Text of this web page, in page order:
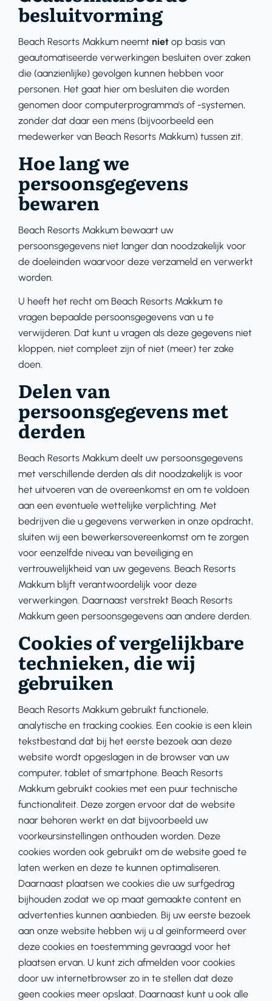
besluitvorming
Beach Resorts Makkum neemt niet op basis van
geautomatiseerde verwerkingen besluiten over zaken
die (aanzienlijke) gevolgen kunnen hebben voor
personen. Het gaat hier om besluiten die worden
genomen door computerprogramma's of -systemen,
zonder dat daar een mens (bijvoorbeeld een
medewerker van Beach Resorts Makkum) tussen zit.
Hoe lang we
persoonsgegevens
bewaren
Beach Resorts Makkum bewaart uw
persoonsgegevens niet langer dan noodzakelijk voor
de doeleinden waarvoor deze verzameld en verwerkt
worden.
U heeft het recht om Beach Resorts Makkum te
vragen bepaalde persoonsgegevens van u te
verwijderen. Dat kunt u vragen als deze gegevens niet
kloppen, niet compleet zijn of niet (meer) ter zake
doen.
Delen van
persoonsgegevens met
derden
Beach Resorts Makkum deelt uw persoonsgegevens
met verschillende derden als dit noodzakelijk is voor
het uitvoeren van de overeenkomst en om te voldoen
aan een eventuele wettelijke verplichting. Met
bedrijven die u gegevens verwerken in onze opdracht,
sluiten wij een bewerkersovereenkomst om te zorgen
voor eenzelfde niveau van beveiliging en
vertrouwelijkheid van uw gegevens. Beach Resorts
Makkum blijft verantwoordelijk voor deze
verwerkingen. Daarnaast verstrekt Beach Resorts
Makkum geen persoonsgegevens aan andere derden.
Cookies of vergelijkbare
technieken, die wij
gebruiken
Beach Resorts Makkum gebruikt functionele,
analytische en tracking cookies. Een cookie is een klein
tekstbestand dat bij het eerste bezoek aan deze
website wordt opgeslagen in de browser van uw
computer, tablet of smartphone. Beach Resorts
Makkum gebruikt cookies met een puur technische
functionaliteit. Deze zorgen ervoor dat de website
naar behoren werkt en dat bijvoorbeeld uw
voorkeursinstellingen onthouden worden. Deze
cookies worden ook gebruikt om de website goed te
laten werken en deze te kunnen optimaliseren.
Daarnaast plaatsen we cookies die uw surfgedrag
bijhouden zodat we op maat gemaakte content en
advertenties kunnen aanbieden. Bij uw eerste bezoek
aan onze website hebben wij u al geïnformeerd over
deze cookies en toestemming gevraagd voor het
plaatsen ervan. U kunt zich afmelden voor cookies
door uw internetbrowser zo in te stellen dat deze
geen cookies meer opslaat. Daarnaast kunt u ook alle